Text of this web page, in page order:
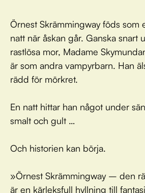
Örnest Skrämmingway föds som
natt när åskan går. Ganska snart
rastlösa mor, Madame
är som andra vampyrbarn. Han
rädd för mörkret.
En natt hittar han något under
smalt och gult …
Och historien kan börja.
»Örnest Skrämmingway – den
är en kärleksfull hyllning till